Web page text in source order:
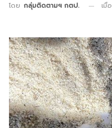
โดย กลุ่มติดตามฯ กตป. เมื่อ